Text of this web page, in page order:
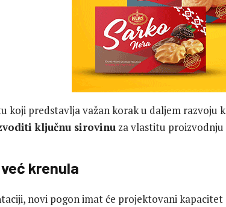
koji predstavlja važan korak u daljem razvoju
ključnu sirovinu za vlastitu
krenula
novi pogon imat će projektovani kapacitet